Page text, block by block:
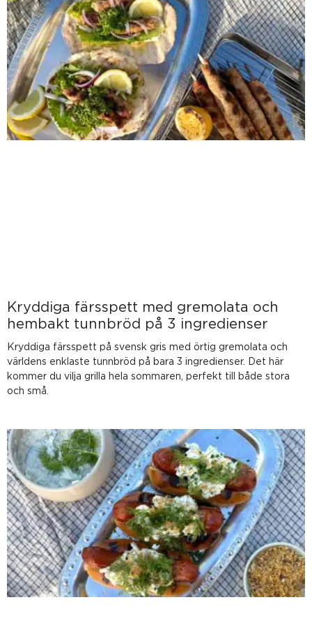
Kryddiga färsspett med gremolata och
hembakt tunnbröd på 3 ingredienser
Kryddiga färsspett på svensk gris med örtig gremolata och
världens enklaste tunnbröd på bara 3 ingredienser. Det här
kommer du vilja grilla hela sommaren, perfekt till både stora
och små.